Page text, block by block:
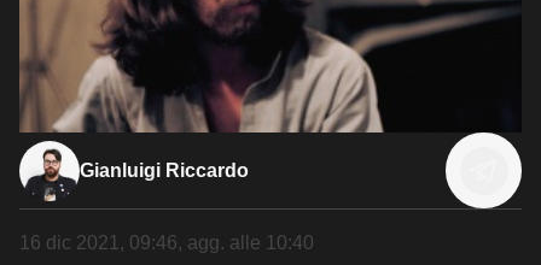
Gianluigi Riccardo
16 dic 2021, 09:46, agg. alle 10:40